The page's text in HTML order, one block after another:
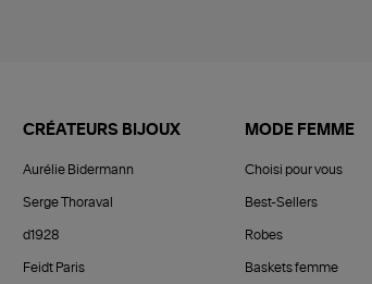
CRÉATEURS BIJOUX
Aurélie Bidermann
Serge Thoraval
d1928
Feidt Paris
MODE FEMME
Choisi pour vous
Best-Sellers
Robes
Baskets femme